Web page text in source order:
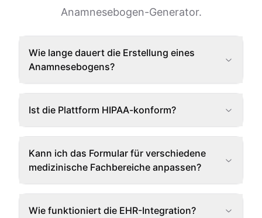
Anamnesebogen-Generator.
Wie lange dauert die Erstellung eines
Anamnesebogens?
Ist die Plattform HIPAA-konform?
Kann ich das Formular für verschiedene
medizinische Fachbereiche anpassen?
Wie funktioniert die EHR-Integration?